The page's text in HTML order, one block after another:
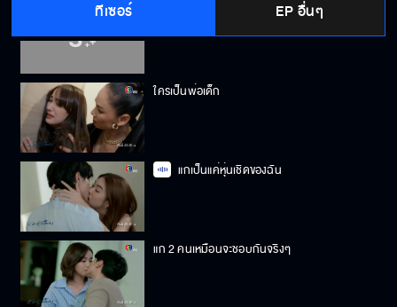
ทีเซอร์ EP อื่นๆ
ใครเป็นพ่อเด็ก
แกเป็นแค่หุ่นเชิดของฉัน
แก 2 คนเหมือนจะชอบกันจริงๆ